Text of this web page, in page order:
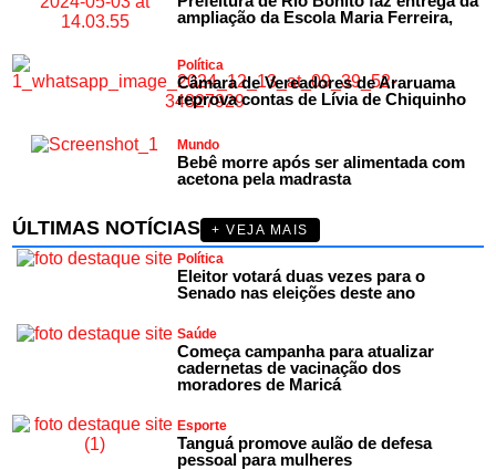
ampliação da Escola Maria Ferreira,
Política
Câmara de Vereadores de Araruama
reprova contas de Lívia de Chiquinho
Mundo
Bebê morre após ser alimentada com
acetona pela madrasta
ÚLTIMAS NOTÍCIAS
+ VEJA MAIS
Política
Eleitor votará duas vezes para o
Senado nas eleições deste ano
Saúde
Começa campanha para atualizar
cadernetas de vacinação dos
moradores de Maricá
Esporte
Tanguá promove aulão de defesa
pessoal para mulheres